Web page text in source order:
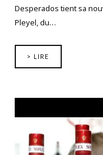
Desperados tient sa
Pleyel, du…
> LIRE